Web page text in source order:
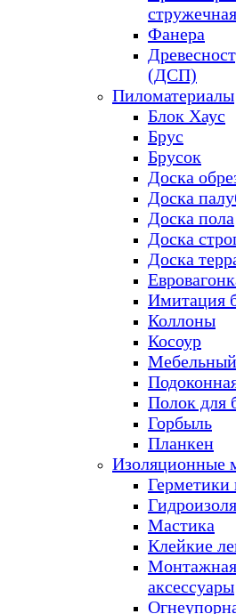
Фанера
(ДСП)
Пиломатериалы
Блок Хаус
Брус
Брусок
Доска
Доска
Доска пола
Доска
Доска
Имитация
Коллоны
Косоур
Полок для
Горбыль
Планкен
Изоляционные
Герметики
Мастика
Клейкие
аксессуары